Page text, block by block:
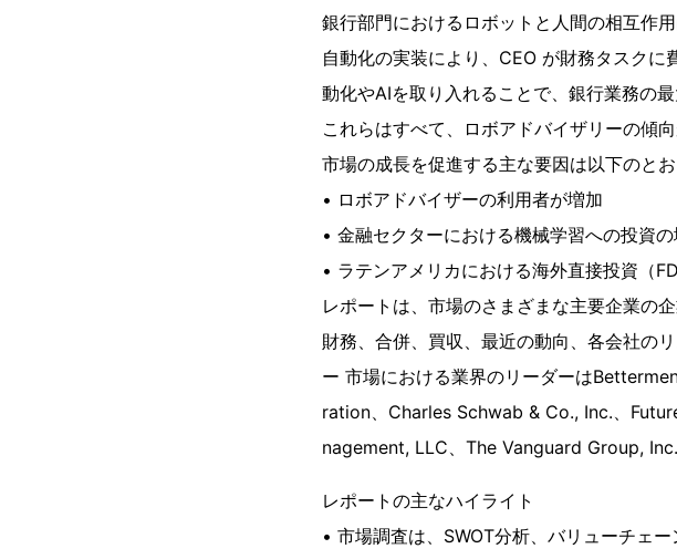
銀行部門におけるロボットと人間の相互作
自動化の実装により、CEO が財務タスク
動化やAIを取り入れることで、銀行業務の
これらはすべて、ロボアドバイザリーの傾
市場の成長を促進する主な要因は以下のとお
• ロボアドバイザーの利用者が増加
• 金融セクターにおける機械学習への投資
• ラテンアメリカにおける海外直接投資（
レポートは、市場のさまざまな主要企業の
財務、合併、買収、最近の動向、各会社の
ー 市場における業界のリーダーは
ration、Charles Schwab & Co., Inc.、
nagement, LLC、The Vanguard Group,
レポートの主なハイライト
• 市場調査は、SWOT分析、バリューチェ